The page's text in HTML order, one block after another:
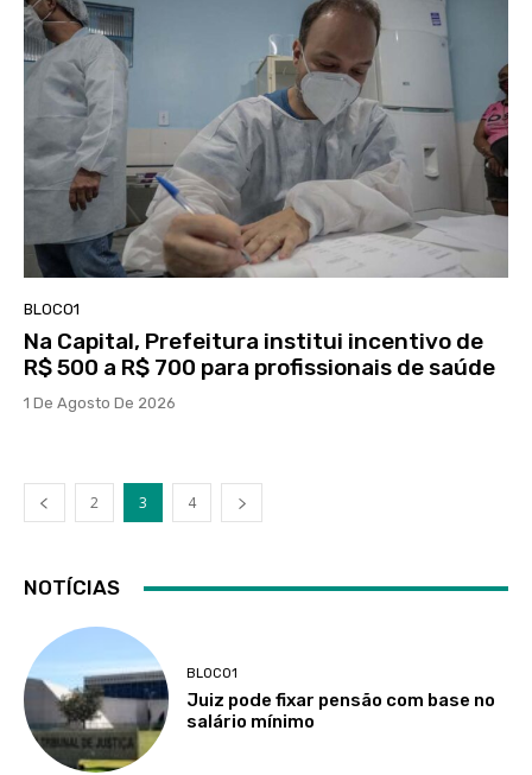
BLOCO1
Na Capital, Prefeitura institui incentivo de
R$ 500 a R$ 700 para profissionais de saúde
1 De Agosto De 2026
2 3 4
NOTÍCIAS
BLOCO1
Juiz pode fixar pensão com base no
salário mínimo